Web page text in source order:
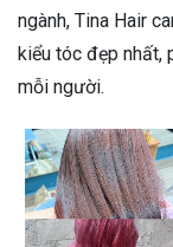
ngành, Tina Hair
kiểu tóc đẹp nhất,
mỗi người.